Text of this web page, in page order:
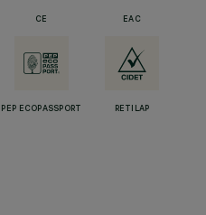
CE EAC
PEP ECOPASSPORT RETILAP